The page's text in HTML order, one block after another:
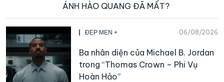
ÁNH HÀO QUANG ĐÃ MẤT?
ĐẸP MEN + 06/08/2026
Ba nhân diện của Michael B. Jordan
trong “Thomas Crown – Phi Vụ
Hoàn Hảo”